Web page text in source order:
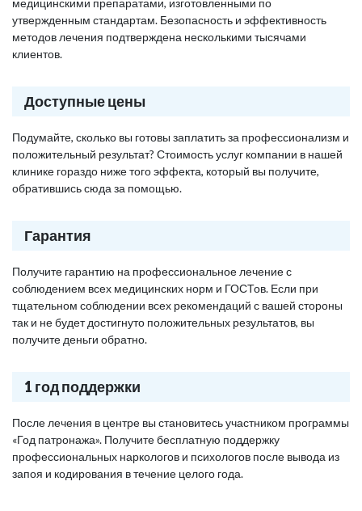
медицинскими препаратами, изготовленными по
утвержденным стандартам. Безопасность и эффективность
методов лечения подтверждена несколькими тысячами
клиентов.
Доступные цены
Подумайте, сколько вы готовы заплатить за профессионализм и
положительный результат? Стоимость услуг компании в нашей
клинике гораздо ниже того эффекта, который вы получите,
обратившись сюда за помощью.
Гарантия
Получите гарантию на профессиональное лечение с
соблюдением всех медицинских норм и ГОСТов. Если при
тщательном соблюдении всех рекомендаций с вашей стороны
так и не будет достигнуто положительных результатов, вы
получите деньги обратно.
1 год поддержки
После лечения в центре вы становитесь участником программы
«Год патронажа». Получите бесплатную поддержку
профессиональных наркологов и психологов после вывода из
запоя и кодирования в течение целого года.